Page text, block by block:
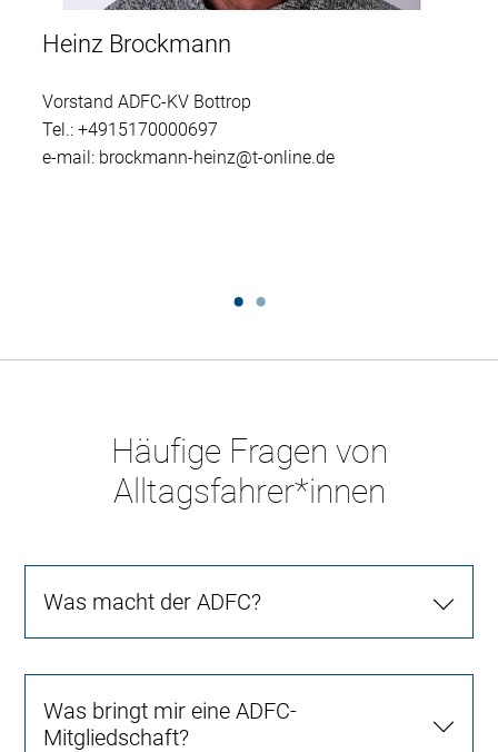
Heinz Brockmann
Vorstand ADFC-KV Bottrop
Tel.: +4915170000697
e-mail: brockmann-heinz@t-online.de
Häufige Fragen von
Alltagsfahrer*innen
Was macht der ADFC?
Was bringt mir eine ADFC-
Mitgliedschaft?